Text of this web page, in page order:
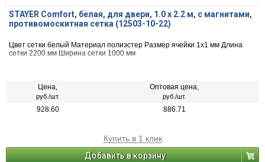
STAYER Comfort, белая, для двери, 1.0 х 2.2 м, с магнитами,
противомоскитная сетка (12503-10-22)
Цвет сетки белый Материал полиэстер Размер ячейки 1х1 мм Длина
сетки 2200 мм Ширина сетки 1000 мм
Цена,
руб./шт.
Оптовая цена,
руб./шт.
928.60 886.71
Купить в 1 клик
Добавить в корзину